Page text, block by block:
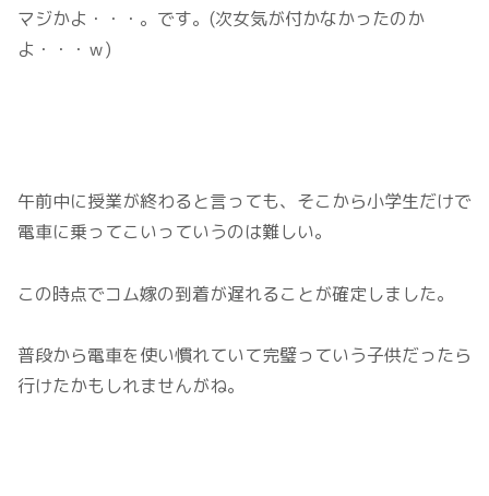
マジかよ・・・。です。(次女気が付かなかったのか
よ・・・ｗ)
午前中に授業が終わると言っても、そこから小学生だけで
電車に乗ってこいっていうのは難しい。
この時点でコム嫁の到着が遅れることが確定しました。
普段から電車を使い慣れていて完璧っていう子供だったら
行けたかもしれませんがね。